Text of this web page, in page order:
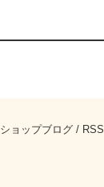
ショップブログ/ RSS